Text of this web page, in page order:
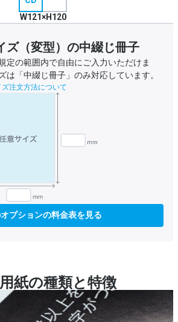
W121×H120
ズ（変型）の中綴じ冊子
定の範囲内で自由にご入力いただけま
は「中綴じ冊子」のみ対応しています。
注文方法について
プションの料金表を見る
紙の種類と特徴